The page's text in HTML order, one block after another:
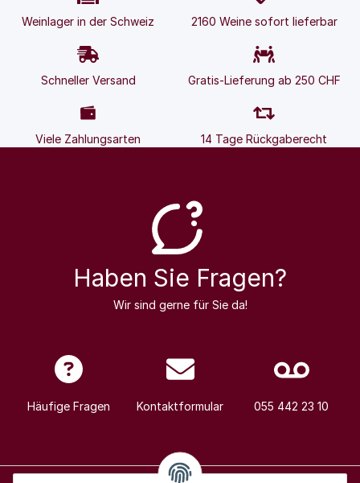
Weinlager in der Schweiz 2160 Weine sofort lieferbar
Schneller Versand Gratis-Lieferung ab 250 CHF
Viele Zahlungsarten 14 Tage Rückgaberecht
Haben Sie Fragen?
Wir sind gerne für Sie da!
Häufige Fragen Kontaktformular 055 442 23 10